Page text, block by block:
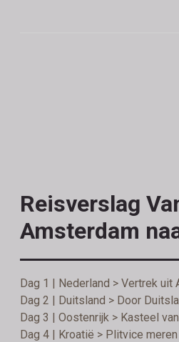
Reisverslag
Amsterdam
Dag 1 | Nederland > Vertrek uit
Dag 2 | Duitsland > Door
Dag 3 | Oostenrijk > Kasteel
Dag 4 | Kroatië > Plitvice